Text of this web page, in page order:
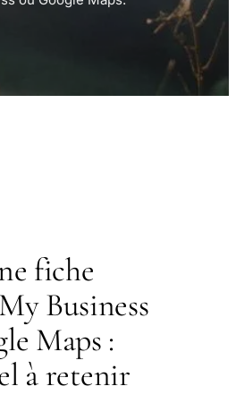
fiche
Business
Maps :
à retenir